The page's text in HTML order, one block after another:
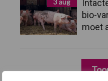
bio-
moet